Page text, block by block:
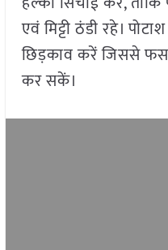
एवं मिट्टी ठंडी रहे।
छिड़काव करें जिससे
कर सकें।